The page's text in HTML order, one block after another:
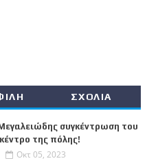
ΣΧΟΛΙΑ
συγκέντρωση του
της πόλης!
Οκτ 05, 2023